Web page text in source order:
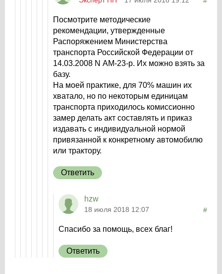
Посмотрите методические
рекомендации, утвержденные
Распоряжением Министерства
транспорта Российской Федерации от
14.03.2008 N АМ-23-р. Их можно взять за
базу.
На моей практике, для 70% машин их
хватало, но по некоторым единицам
транспорта приходилось комиссионно
замер делать акт составлять и приказ
издавать с индивидуальной нормой
привязанной к конкретному автомобилю
или трактору.
Ответить
hzw
18 июля 2018 12:07 #
Спасибо за помощь, всех благ!
Ответить